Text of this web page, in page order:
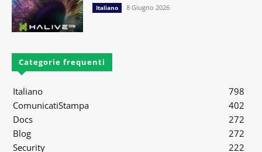
Italiano 8 Giugno 2026
Categorie frequenti
Italiano
798
ComunicatiStampa
402
Docs
272
Blog
272
Security
222